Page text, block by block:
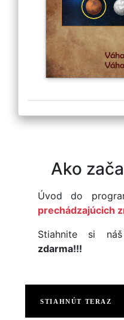
Ako
Úvod do
prechádzajúcich
Stiahnite si
zdarma!!!
STIAHNÚT TERAZ